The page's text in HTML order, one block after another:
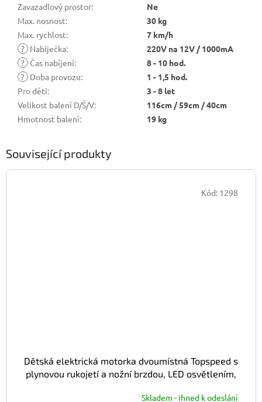
Zavazadlový prostor:
Ne
Max. nosnost:
30 kg
Max. rychlost:
7 km/h
? Nabíječka:
220V na 12V / 1000mA
? Čas nabíjení:
8 - 10 hod.
? Doba provozu:
1 - 1,5 hod.
Pro děti:
3 - 8 let
Velikost balení D/Š/V:
116cm / 59cm / 40cm
Hmotnost balení: 19 kg
Související produkty
Dětská elektrická motorka dvoumístná Topspeed s
plynovou rukojetí a nožní brzdou, LED osvětlením,
Skladem - ihned k odeslání
Kód: 1298